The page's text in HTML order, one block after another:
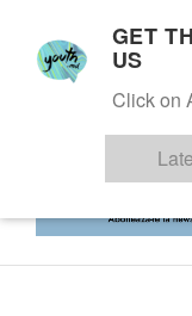
GET
US
Click on